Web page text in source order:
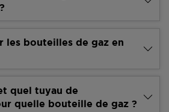
les bouteilles de gaz en
quel tuyau de
quelle bouteille de gaz ?